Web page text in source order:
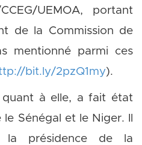
UEMOA, portant
de la Commission de
mentionné parmi ces
bit.ly/2pzQ1my).
quant à elle, a fait état
Sénégal et le Niger. Il
la présidence de la